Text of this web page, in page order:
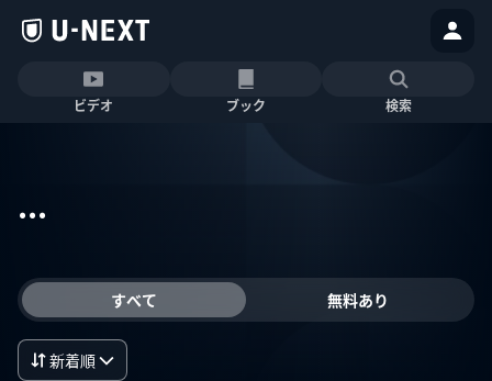
ビデオ ブック 検索
...
すべて 無料あり
新着順